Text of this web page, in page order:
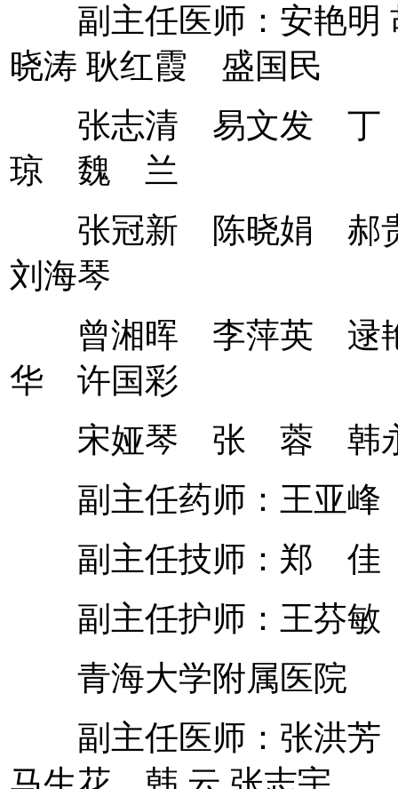
副主任医师：安艳
晓涛 耿红霞 盛国民
张志清 易文发 丁
琼 魏 兰
张冠新 陈晓娟 郝
刘海琴
曾湘晖 李萍英 逯
华 许国彩
宋娅琴 张 蓉 韩
副主任药师：王亚
副主任技师：郑 佳
副主任护师：王芬敏
青海大学附属医院
副主任医师：张洪